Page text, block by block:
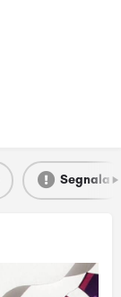
Segnala